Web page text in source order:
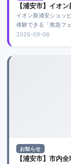
【浦安市】イオ
イオン新浦安ショッ
体験できる「救急フ
も行われます。今年
2026-09-06
お知らせ
【浦安市】市内